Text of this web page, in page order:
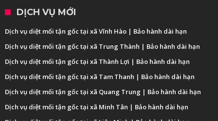
DỊCH VỤ MỚI
Dịch vụ diệt mối tận gốc tại xã Vĩnh Hào | Bảo hành dài hạn
Dịch vụ diệt mối tận gốc tại xã Trung Thành | Bảo hành dài hạn
Dịch vụ diệt mối tận gốc tại xã Thành Lợi | Bảo hành dài hạn
Dịch vụ diệt mối tận gốc tại xã Tam Thanh | Bảo hành dài hạn
Dịch vụ diệt mối tận gốc tại xã Quang Trung | Bảo hành dài hạn
Dịch vụ diệt mối tận gốc tại xã Minh Tân | Bảo hành dài hạn